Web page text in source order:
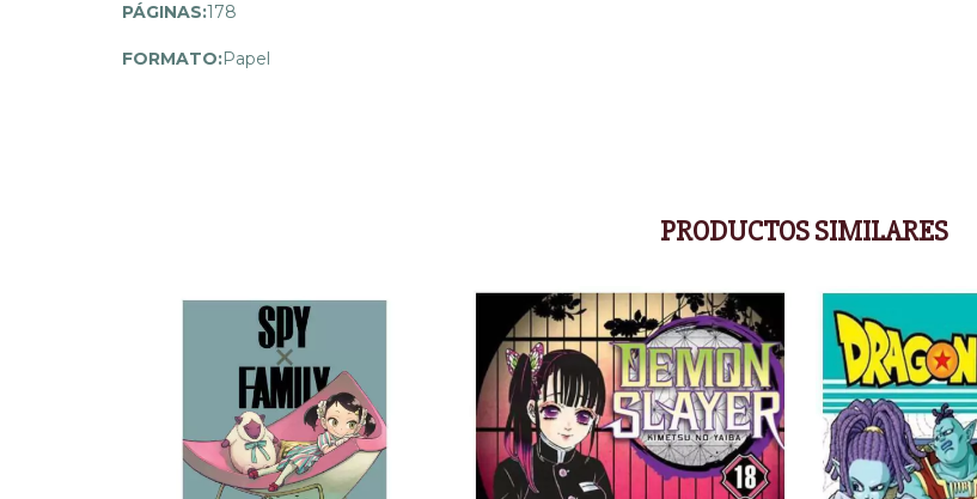
PÁGINAS:178
FORMATO:Papel
PRODUCTOS SIMILARES